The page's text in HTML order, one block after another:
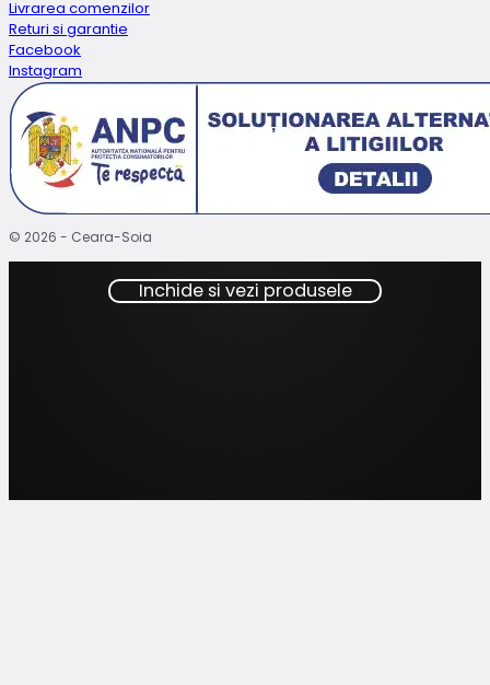
Livrarea comenzilor
Returi si garantie
Facebook
Instagram
© 2026 - Ceara-Soia
Inchide si vezi produsele